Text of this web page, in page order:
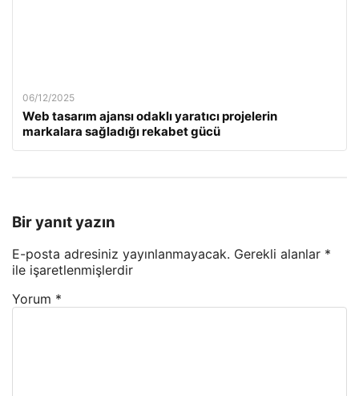
06/12/2025
Web tasarım ajansı odaklı yaratıcı projelerin
markalara sağladığı rekabet gücü
Bir yanıt yazın
E-posta adresiniz yayınlanmayacak. Gerekli alanlar *
ile işaretlenmişlerdir
Yorum *